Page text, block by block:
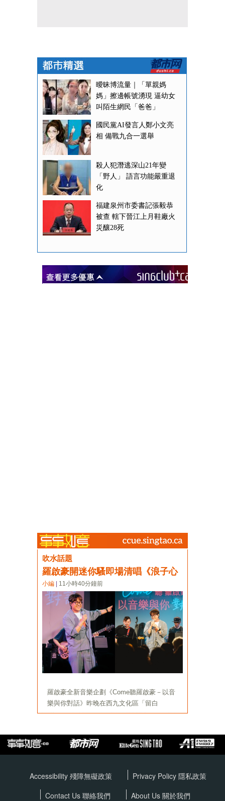
Accessibility 殘障無礙政策 Privacy Policy 隱私政策
Contact Us 聯絡我們
About Us 關於我們